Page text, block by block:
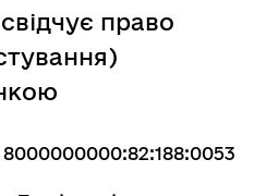
право
8000000000:82:188:0053